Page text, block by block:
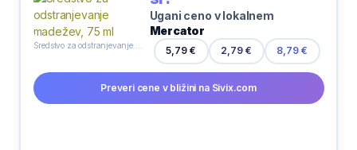
Ugani ceno v lokalnem
Mercator
5,79 € 2,79 € 8,79 €
Preveri cene v bližini na Sivix.com